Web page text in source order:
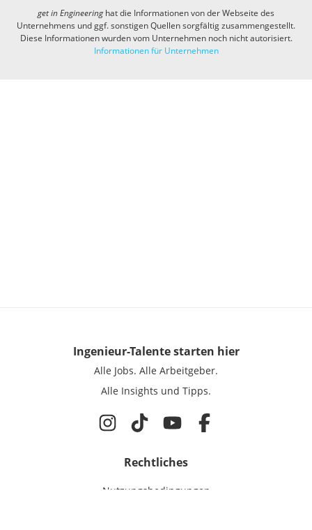
get in Engineeringhat die Informationen von der Webseite des
Unternehmens und ggf. sonstigen Quellen sorgfältig zusammengestellt.
Diese Informationen wurden vom Unternehmen noch nicht autorisiert.
Informationen für Unternehmen
Ingenieur-Talentestarten hier
Alle Jobs. Alle Arbeitgeber.
Alle Insights und Tipps.
Rechtliches
Nutzungsbedingungen